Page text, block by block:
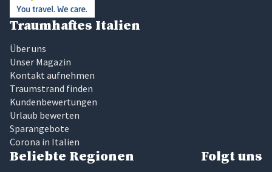
Traumhaftes Italien
Über uns
Unser Magazin
Kontakt aufnehmen
Traumstrand finden
Kundenbewertungen
Urlaub bewerten
Sparangebote
Corona in Italien
Beliebte Regionen Folgt uns